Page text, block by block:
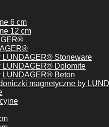
6 cm
12 cm
LUNDAGER® Stoneware
LUNDAGER® Dolomite
LUNDAGER® Beton
magnetyczne by